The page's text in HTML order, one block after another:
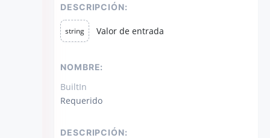
DESCRIPCIÓN:
string Valor de entrada
NOMBRE:
BuiltIn
Requerido
DESCRIPCIÓN: